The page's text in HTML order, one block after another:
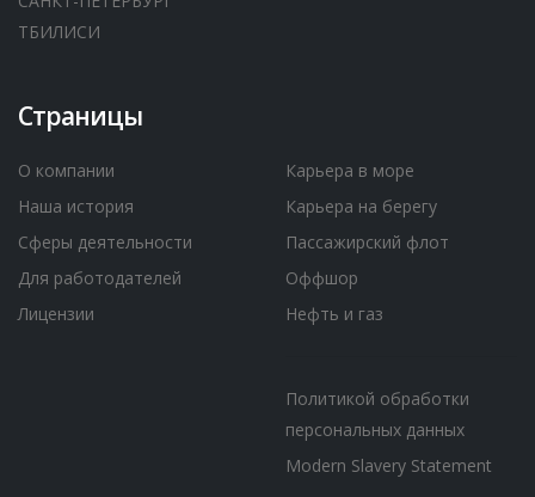
ТБИЛИСИ
Страницы
О компании
Наша история
Сферы деятельности
Для работодателей
Лицензии
Карьера в море
Карьера на берегу
Пассажирский флот
Оффшор
Нефть и газ
Политикой обработки
персональных данных
Modern Slavery Statement